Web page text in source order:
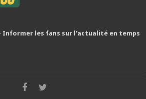
Informer les fans sur l’actualité en temps